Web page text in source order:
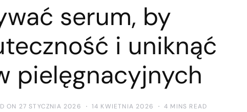
serum, by
i uniknąć
pielęgnacyjnych
ON 27 STYCZNIA 2026 14 KWIETNIA 2026 4 MINS READ